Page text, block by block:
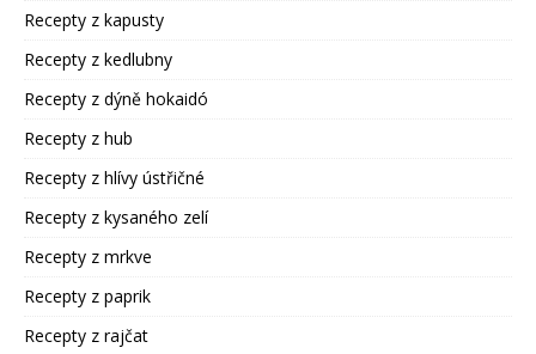
Recepty z kapusty
Recepty z kedlubny
Recepty z dýně hokaidó
Recepty z hub
Recepty z hlívy ústřičné
Recepty z kysaného zelí
Recepty z mrkve
Recepty z paprik
Recepty z rajčat